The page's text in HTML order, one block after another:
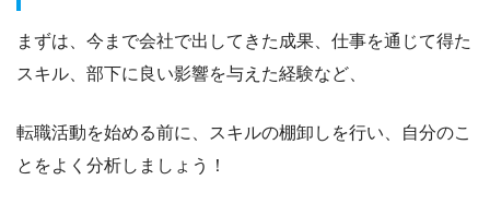
まずは、 今まで会社で出してきた成果、仕事を通じて得た
スキル、部下に良い影響を与えた経験など、
転職活動を始める前に、スキルの棚卸しを行い、自分のこ
とをよく分析しましょう！